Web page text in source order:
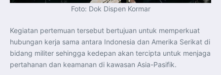
Foto: Dok Dispen Kormar
Kegiatan pertemuan tersebut bertujuan untuk memperkuat
hubungan kerja sama antara Indonesia dan Amerika Serikat di
bidang militer sehingga kedepan akan tercipta untuk menjaga
pertahanan dan keamanan di kawasan Asia-Pasifik.